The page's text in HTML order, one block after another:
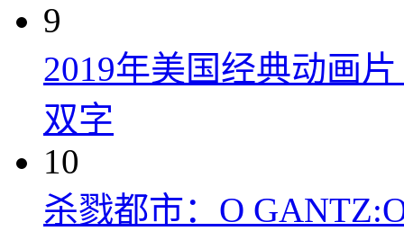
9
2019年美国经典动画
双字
10
杀戮都市：O